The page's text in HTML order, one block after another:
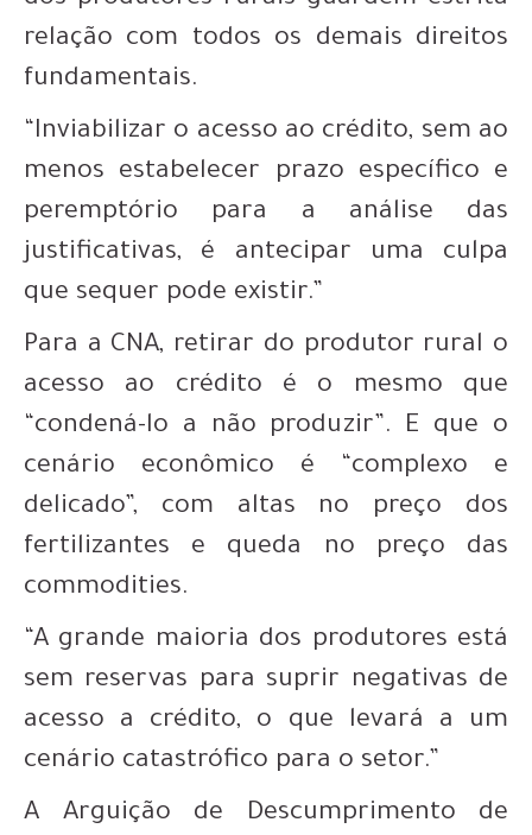
relação com todos os demais direitos
fundamentais.
“Inviabilizar o acesso ao crédito, sem ao
menos estabelecer prazo específico e
peremptório para a análise das
justificativas, é antecipar uma culpa
que sequer pode existir.”
Para a CNA, retirar do produtor rural o
acesso ao crédito é o mesmo que
“condená-lo a não produzir”. E que o
cenário econômico é “complexo e
delicado”, com altas no preço dos
fertilizantes e queda no preço das
commodities.
“A grande maioria dos produtores está
sem reservas para suprir negativas de
acesso a crédito, o que levará a um
cenário catastrófico para o setor.”
A Arguição de Descumprimento de